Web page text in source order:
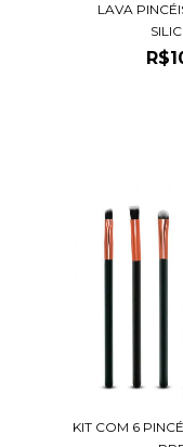
LAVA
KIT COM 6